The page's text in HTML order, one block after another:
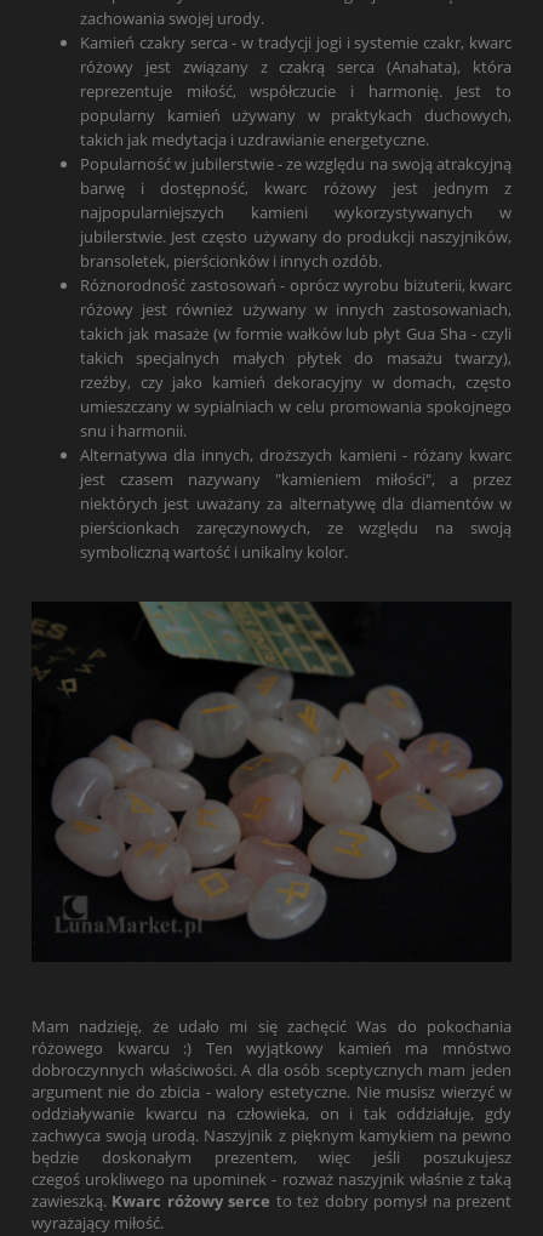
zachowania swojej urody.
Kamień czakry serca - w tradycji jogi i systemie czakr, kwarc
różowy jest związany z czakrą serca (Anahata), która
reprezentuje miłość, współczucie i harmonię. Jest to
popularny kamień używany w praktykach duchowych,
takich jak medytacja i uzdrawianie energetyczne.
Popularność w jubilerstwie - ze względu na swoją atrakcyjną
barwę i dostępność, kwarc różowy jest jednym z
najpopularniejszych kamieni wykorzystywanych w
jubilerstwie. Jest często używany do produkcji naszyjników,
bransoletek, pierścionków i innych ozdób.
Różnorodność zastosowań - oprócz wyrobu biżuterii, kwarc
różowy jest również używany w innych zastosowaniach,
takich jak masaże (w formie wałków lub płyt Gua Sha - czyli
takich specjalnych małych płytek do masażu twarzy),
rzeźby, czy jako kamień dekoracyjny w domach, często
umieszczany w sypialniach w celu promowania spokojnego
snu i harmonii.
Alternatywa dla innych, droższych kamieni - różany kwarc
jest czasem nazywany "kamieniem miłości", a przez
niektórych jest uważany za alternatywę dla diamentów w
pierścionkach zaręczynowych, ze względu na swoją
symboliczną wartość i unikalny kolor.
Mam nadzieję, że udało mi się zachęcić Was do pokochania
różowego kwarcu :) Ten wyjątkowy kamień ma mnóstwo
dobroczynnych właściwości. A dla osób sceptycznych mam jeden
argument nie do zbicia - walory estetyczne. Nie musisz wierzyć w
oddziaływanie kwarcu na człowieka, on i tak oddziałuje, gdy
zachwyca swoją urodą. Naszyjnik z pięknym kamykiem na pewno
będzie doskonałym prezentem, więc jeśli poszukujesz
czegoś urokliwego na upominek - rozważ naszyjnik właśnie z taką
zawieszką. Kwarc różowy serce to też dobry pomysł na prezent
wyrażający miłość.